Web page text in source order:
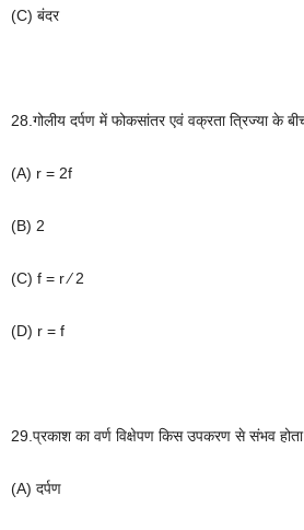
(C) बंदर
28. गोलीय दर्पण में फोकसांतर एवं वक्रता त्रिज्या के
(A) r = 2f
(B) 2
(C) f = r ⁄ 2
(D) r = f
29. प्रकाश का वर्ण विक्षेपण किस उपकरण से संभव होता
(A) दर्पण